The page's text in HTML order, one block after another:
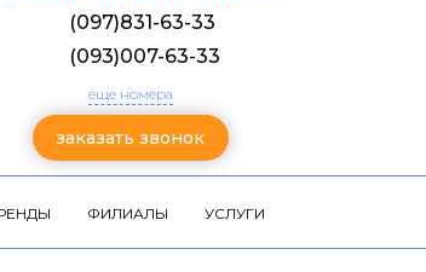
(097)831-63-33
(093)007-63-33
еще номера
заказать звонок
ФИЛИАЛЫ УСЛУГИ